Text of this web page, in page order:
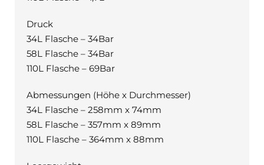
Druck
34L Flasche – 34Bar
58L Flasche – 34Bar
110L Flasche – 69Bar
Abmessungen (Höhe x Durchmesser)
34L Flasche – 258mm x 74mm
58L Flasche – 357mm x 89mm
110L Flasche – 364mm x 88mm